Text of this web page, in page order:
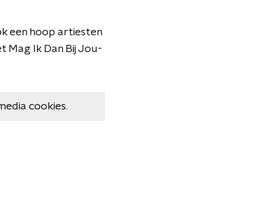
een hoop artiesten
Mag Ik Dan Bij Jou-
cookies.